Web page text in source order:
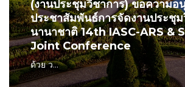
(งานประชุมวิชาการ) ขอความอ
ประชาสัมพันธ์การจัดงานประชุ
นานาชาติ 14th IASC-ARS &
Joint Conference
ด้วย ว...